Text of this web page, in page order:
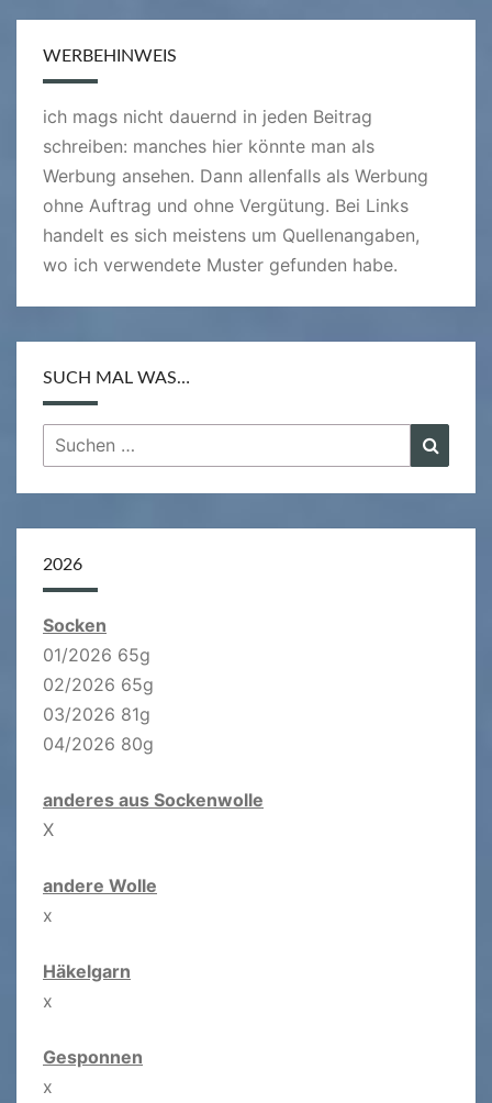
WERBEHINWEIS
ich mags nicht dauernd in jeden Beitrag
schreiben: manches hier könnte man als
Werbung ansehen. Dann allenfalls als Werbung
ohne Auftrag und ohne Vergütung. Bei Links
handelt es sich meistens um Quellenangaben,
wo ich verwendete Muster gefunden habe.
SUCH MAL WAS…
Suchen
nach:
2026
Socken
01/2026 65g
02/2026 65g
03/2026 81g
04/2026 80g
anderes aus Sockenwolle
X
andere Wolle
x
Häkelgarn
x
Gesponnen
x